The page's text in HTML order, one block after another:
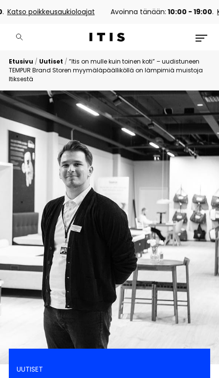
poikkeusaukioloajat Avoinna tänään:10:00 - 19:00.
Etusivu / Uutiset / ”Itis on mulle kuin toinen koti” – uudistuneen
TEMPUR Brand Storen myymäläpäälliköllä on lämpimiä muistoja
Itiksestä
UUTISET